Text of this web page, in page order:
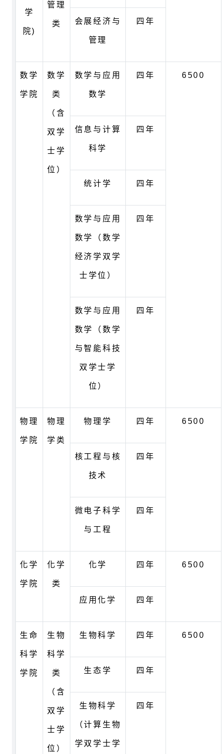
学
院)
管理
类 会展经济与
管理
四年
数学
学院
数学
类
（含
双学
士学
位）
数学与应用
数学
四年 6500
信息与计算
科学
四年
统计学 四年
数学与应用
数学（数学
经济学双学
士学位）
四年
数学与应用
数学（数学
与智能科技
双学士学
位）
四年
物理
学院
物理
学类
物理学 四年 6500
核工程与核
技术
四年
微电子科学
与工程
四年
化学
学院
化学
类
化学 四年 6500
应用化学 四年
生命
科学
学院
生物
科学
类
（含
双学
士学
位）
生物科学 四年 6500
生态学 四年
生物科学
（计算生物
学双学士学
四年